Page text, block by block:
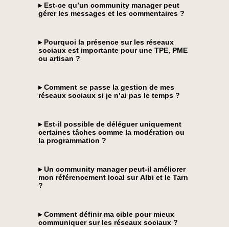
▸ Est-ce qu’un community manager peut
gérer les messages et les commentaires ?
▸ Pourquoi la présence sur les réseaux
sociaux est importante pour une TPE, PME
ou artisan ?
▸ Comment se passe la gestion de mes
réseaux sociaux si je n’ai pas le temps ?
▸ Est-il possible de déléguer uniquement
certaines tâches comme la modération ou
la programmation ?
▸ Un community manager peut-il améliorer
mon référencement local sur Albi et le Tarn
?
▸ Comment définir ma cible pour mieux
communiquer sur les réseaux sociaux ?